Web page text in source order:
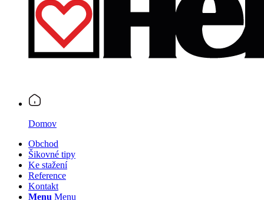
Domov
Obchod
Šikovné tipy
Ke stažení
Reference
Kontakt
Menu Menu